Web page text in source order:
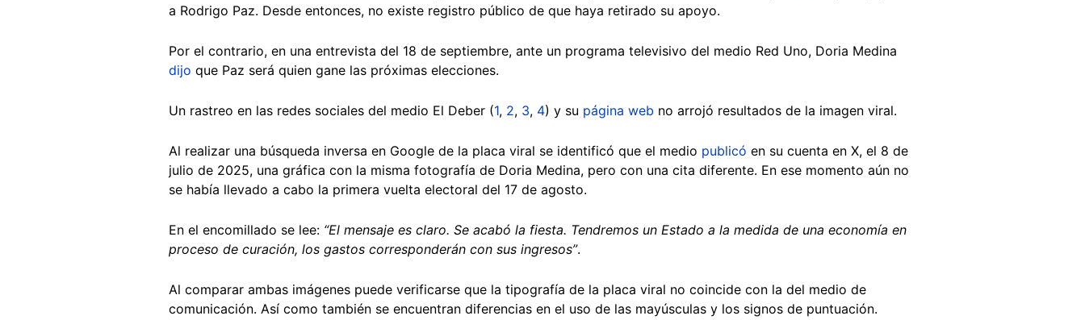
a Rodrigo Paz. Desde entonces, no existe registro público de que haya retirado su apoyo.
Por el contrario, en una entrevista del 18 de septiembre, ante un programa televisivo del medio Red Uno, Doria Medina
dijo que Paz será quien gane las próximas elecciones.
Un rastreo en las redes sociales del medio El Deber (1, 2, 3, 4) y su página web no arrojó resultados de la imagen viral.
Al realizar una búsqueda inversa en Google de la placa viral se identificó que el medio publicó en su cuenta en X, el 8 de
julio de 2025, una gráfica con la misma fotografía de Doria Medina, pero con una cita diferente. En ese momento aún no
se había llevado a cabo la primera vuelta electoral del 17 de agosto.
En el encomillado se lee: “El mensaje es claro. Se acabó la fiesta. Tendremos un Estado a la medida de una economía en
proceso de curación, los gastos corresponderán con sus ingresos”.
Al comparar ambas imágenes puede verificarse que la tipografía de la placa viral no coincide con la del medio de
comunicación. Así como también se encuentran diferencias en el uso de las mayúsculas y los signos de puntuación.